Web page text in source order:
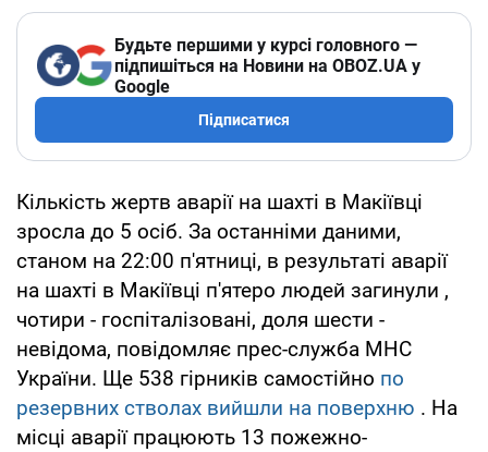
Будьте першими у курсі головного —
підпишіться на Новини на OBOZ.UA у
Google
Підписатися
Кількість жертв аварії на шахті в Макіївці
зросла до 5 осіб. За останніми даними,
станом на 22:00 п'ятниці, в результаті аварії
на шахті в Макіївці п'ятеро людей загинули ,
чотири - госпіталізовані, доля шести -
невідома, повідомляє прес-служба МНС
України. Ще 538 гірників самостійно по
резервних стволах вийшли на поверхню . На
місці аварії працюють 13 пожежно-